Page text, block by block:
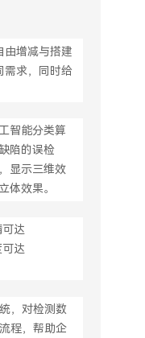
由增减与搭建
需求，同时给
智能分类算
陷的误检
显示三维效
体效果。
达
达
，对检测数
程，帮助企